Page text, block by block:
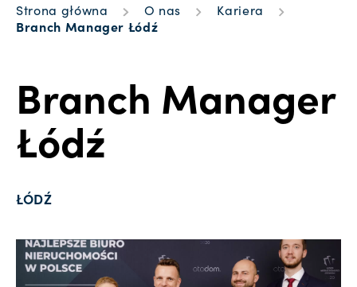
Strona główna O nas
Kariera
Branch Manager Łódź
Branch Manager
Łódź
ŁÓDŹ